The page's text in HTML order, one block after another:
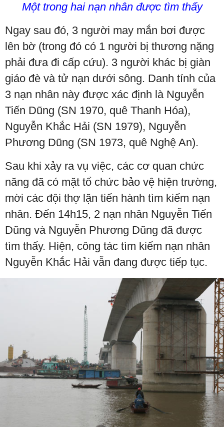
Một trong hai nạn nhân được tìm thấy
Ngay sau đó, 3 người may mắn bơi được
lên bờ (trong đó có 1 người bị thương nặng
phải đưa đi cấp cứu). 3 người khác bị giàn
giáo đè và tử nạn dưới sông. Danh tính của
3 nạn nhân này được xác định là Nguyễn
Tiến Dũng (SN 1970, quê Thanh Hóa),
Nguyễn Khắc Hải (SN 1979), Nguyễn
Phương Dũng (SN 1973, quê Nghệ An).
Sau khi xảy ra vụ việc, các cơ quan chức
năng đã có mặt tổ chức bảo vệ hiện trường,
mời các đội thợ lặn tiến hành tìm kiếm nạn
nhân. Đến 14h15, 2 nạn nhân Nguyễn Tiến
Dũng và Nguyễn Phương Dũng đã được
tìm thấy. Hiện, công tác tìm kiếm nạn nhân
Nguyễn Khắc Hải vẫn đang được tiếp tục.